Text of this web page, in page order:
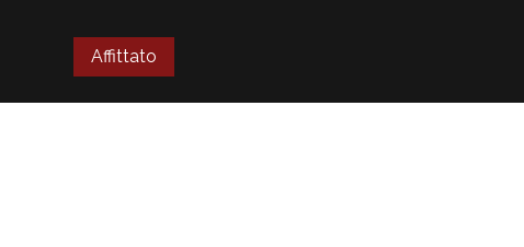
Affittato